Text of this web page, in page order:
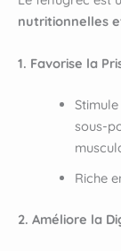
nutritionnelles
1. Favorise la
sous-
Riche
2. Améliore la